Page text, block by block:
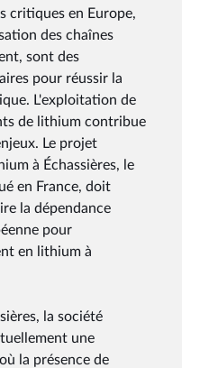
critiques en Europe,
des chaînes
sont des
pour réussir la
L'exploitation de
de lithium contribue
Le projet
à Échassières, le
en France, doit
la dépendance
pour
en lithium à
la société
une
la présence de